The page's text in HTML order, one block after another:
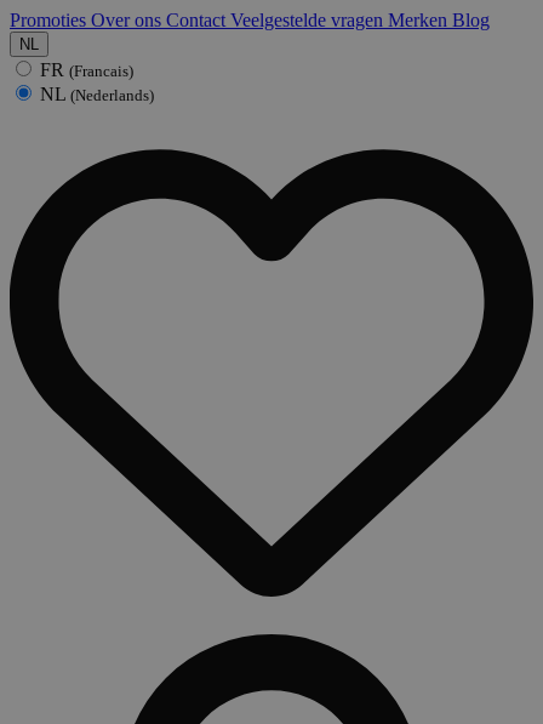
Promoties Over ons Contact Veelgestelde vragen Merken Blog
NL
FR (Francais)
NL (Nederlands)